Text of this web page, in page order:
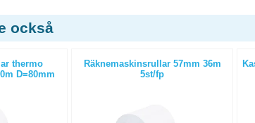
också
thermo
D=80mm
Räknemaskinsrullar 57mm 36m
5st/fp